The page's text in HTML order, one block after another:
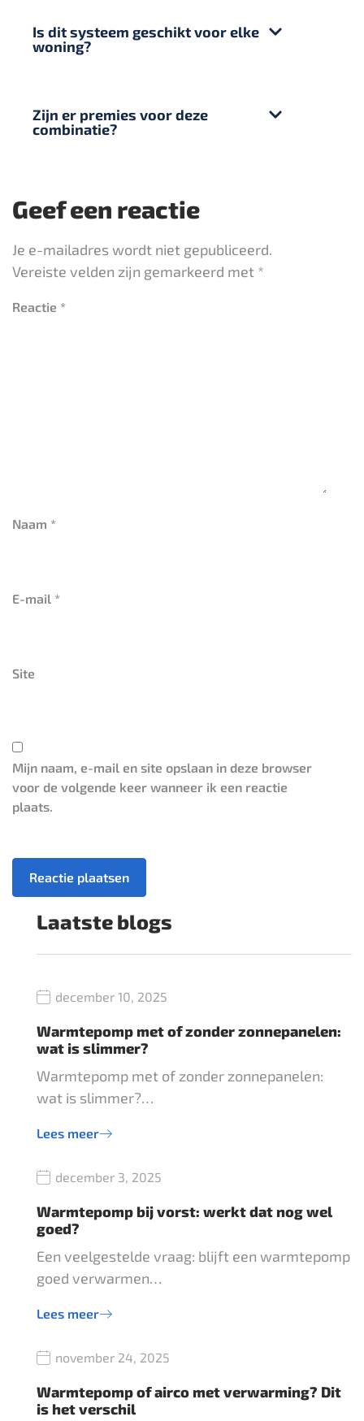
Is dit systeem geschikt voor elke
woning?
Zijn er premies voor deze
combinatie?
Geef een reactie
Je e-mailadres wordt niet gepubliceerd.
Vereiste velden zijn gemarkeerd met *
Reactie *
Naam *
E-mail *
Site
Mijn naam, e-mail en site opslaan in deze browser
voor de volgende keer wanneer ik een reactie
plaats.
Laatste blogs
december 10, 2025
Warmtepomp met of zonder zonnepanelen:
wat is slimmer?
Warmtepomp met of zonder zonnepanelen:
wat is slimmer?…
Lees meer
december 3, 2025
Warmtepomp bij vorst: werkt dat nog wel
goed?
Een veelgestelde vraag: blijft een warmtepomp
goed verwarmen…
Lees meer
november 24, 2025
Warmtepomp of airco met verwarming? Dit
is het verschil